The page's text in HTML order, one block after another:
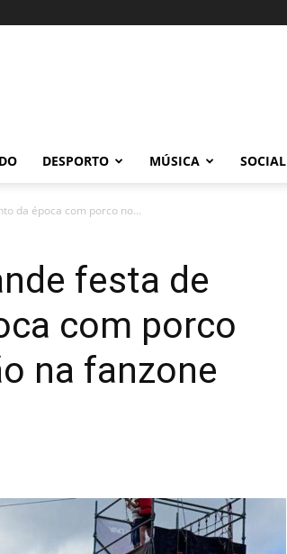
DESPORTO MÚSICA SOCIAL
da época com porco no...
festa de
com porco
na fanzone